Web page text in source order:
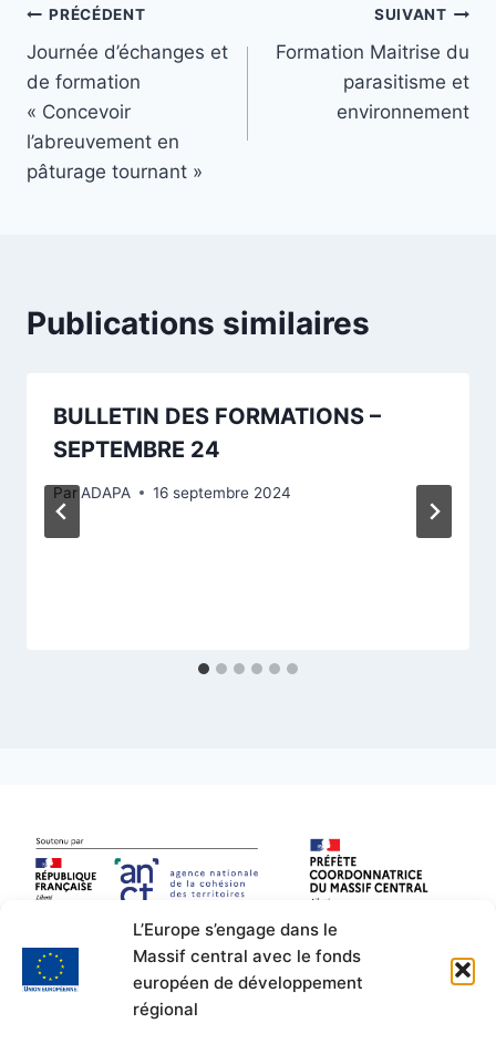
L’Europe s’engage dans le
Massif central avec le fonds
européen de développement
régional
Navigation
de
l’article
PRÉCÉDENT
Journée d’échanges et
de formation
« Concevoir
l’abreuvement en
pâturage tournant »
SUIVANT
Formation Maitrise du
parasitisme et
environnement
Publications similaires
BULLETIN DES FORMATIONS –
SEPTEMBRE 24
ParADAPA 16 septembre 2024